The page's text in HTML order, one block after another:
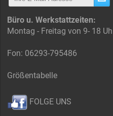
Büro u. Werkstattzeiten:
Montag - Freitag von 9- 18
Fon: 06293-795486
Größentabelle
FOLGE UNS